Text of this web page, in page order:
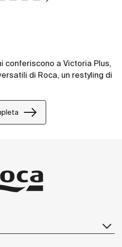
conferiscono a Victoria Plus,
di Roca, un restyling di